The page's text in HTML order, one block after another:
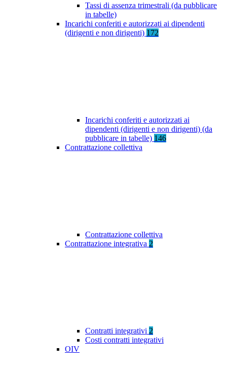
Tassi di assenza trimestrali (da pubblicare
in tabelle)
Incarichi conferiti e autorizzati ai dipendenti
(dirigenti e non dirigenti) 172
Incarichi conferiti e autorizzati ai
dipendenti (dirigenti e non dirigenti) (da
pubblicare in tabelle) 146
Contrattazione collettiva
Contrattazione collettiva
Contrattazione integrativa 2
Contratti integrativi 2
Costi contratti integrativi
OIV